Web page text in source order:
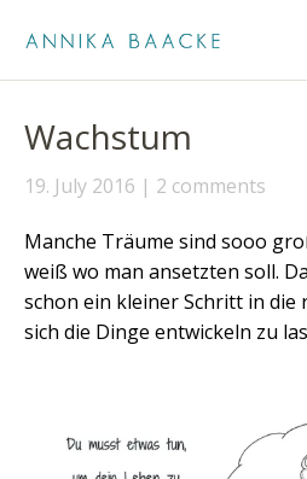
Wachstum
19. July 2016 2 comments
Manche Träume sind sooo
weiß wo man ansetzten soll.
schon ein kleiner Schritt in die
sich die Dinge entwickeln zu